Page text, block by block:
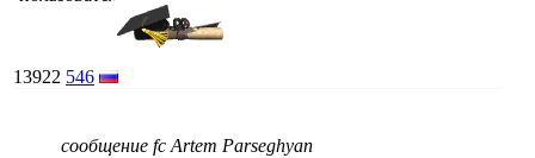
13922 546
сообщение fc Artem Parseghyan